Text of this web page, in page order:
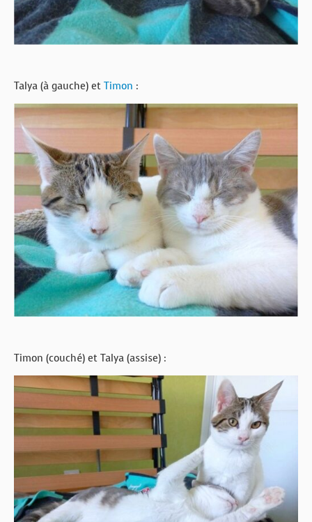
Talya (à gauche) et Timon :
Timon (couché) et Talya (assise) :